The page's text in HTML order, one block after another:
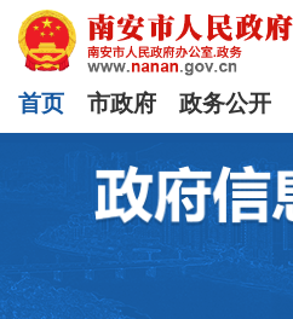
首页 市政府 政务公开